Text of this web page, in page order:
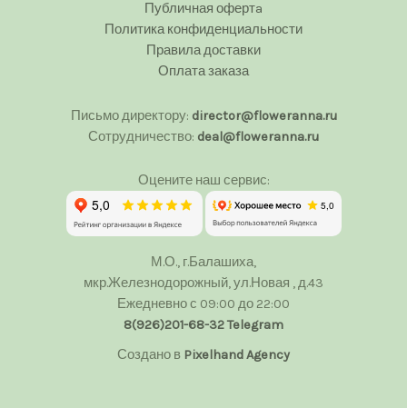
Публичная офертa
Политика конфиденциальности
Правила доставки
Оплата заказа
Письмо директору: director@floweranna.ru
Сотрудничество: deal@floweranna.ru
Оцените наш сервис:
М.О., г.Балашиха,
мкр.Железнодорожный, ул.Новая , д.43
Ежедневно с 09:00 до 22:00
8(926)201-68-32Telegram
Создано в Pixelhand Agency